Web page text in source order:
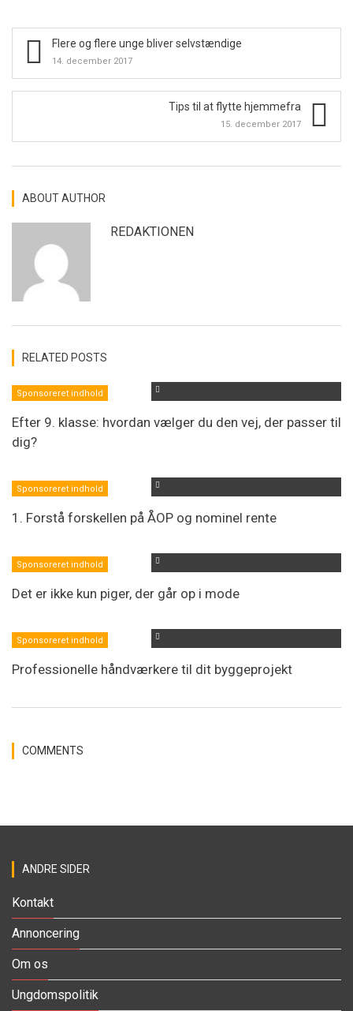
Flere og flere unge bliver selvstændige
14. december 2017
Tips til at flytte hjemmefra
15. december 2017
ABOUT AUTHOR
REDAKTIONEN
RELATED POSTS
Sponsoreret indhold
Efter 9. klasse: hvordan vælger du den vej, der passer til
dig?
Sponsoreret indhold
1. Forstå forskellen på ÅOP og nominel rente
Sponsoreret indhold
Det er ikke kun piger, der går op i mode
Sponsoreret indhold
Professionelle håndværkere til dit byggeprojekt
COMMENTS
ANDRE SIDER
Kontakt
Annoncering
Om os
Ungdomspolitik